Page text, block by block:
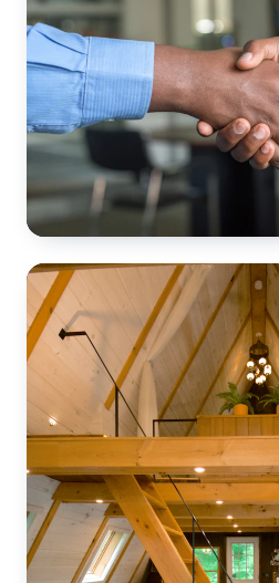
📍 Konya
Beton Dökümü
Meram
📍 Konya